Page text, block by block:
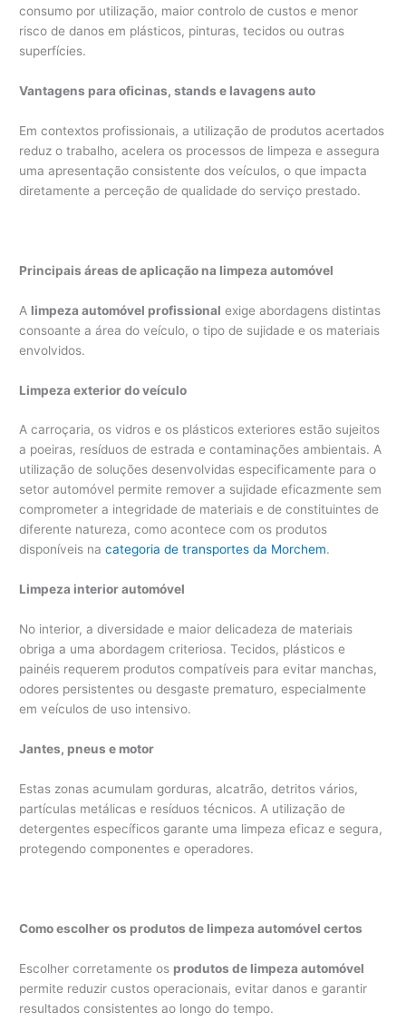
consumo por utilização, maior controlo de custos e menor
risco de danos em plásticos, pinturas, tecidos ou outras
superfícies.
Vantagens para oficinas, stands e lavagens auto
Em contextos profissionais, a utilização de produtos acertados
reduz o trabalho, acelera os processos de limpeza e assegura
uma apresentação consistente dos veículos, o que impacta
diretamente a perceção de qualidade do serviço prestado.
Principais áreas de aplicação na limpeza automóvel
A limpeza automóvel profissional exige abordagens distintas
consoante a área do veículo, o tipo de sujidade e os materiais
envolvidos.
Limpeza exterior do veículo
A carroçaria, os vidros e os plásticos exteriores estão sujeitos
a poeiras, resíduos de estrada e contaminações ambientais. A
utilização de soluções desenvolvidas especificamente para o
setor automóvel permite remover a sujidade eficazmente sem
comprometer a integridade de materiais e de constituintes de
diferente natureza, como acontece com os produtos
disponíveis nacategoria de transportes da Morchem.
Limpeza interior automóvel
No interior, a diversidade e maior delicadeza de materiais
obriga a uma abordagem criteriosa. Tecidos, plásticos e
painéis requerem produtos compatíveis para evitar manchas,
odores persistentes ou desgaste prematuro, especialmente
em veículos de uso intensivo.
Jantes, pneus e motor
Estas zonas acumulam gorduras, alcatrão, detritos vários,
partículas metálicas e resíduos técnicos. A utilização de
detergentes específicos garante uma limpeza eficaz e segura,
protegendo componentes e operadores.
Como escolher os produtos de limpeza automóvel certos
Escolher corretamente os produtos de limpeza automóvel
permite reduzir custos operacionais, evitar danos e garantir
resultados consistentes ao longo do tempo.